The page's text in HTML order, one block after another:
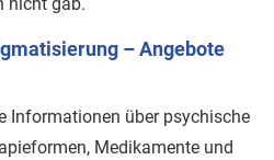
nicht gab.
– Angebote
Informationen über psychische
Medikamente und